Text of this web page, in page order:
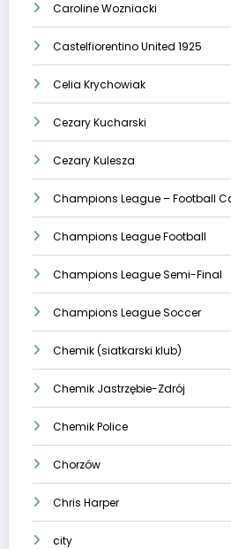
Caroline Wozniacki
Castelfiorentino United 1925
Celia Krychowiak
Cezary Kucharski
Cezary Kulesza
Champions League – Football
Champions League Football
Champions League Semi-Final
Champions League Soccer
Chemik (siatkarski klub)
Chemik Jastrzębie-Zdrój
Chemik Police
Chorzów
Chris Harper
city